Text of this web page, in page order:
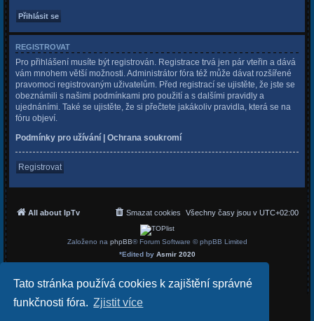
Tato stránka používá cookies k zajištění správné
funkčnosti fóra. Zjistit více
REGISTROVAT
Pro přihlášení musíte být registrován. Registrace trvá jen pár vteřin a dává
vám mnohem větší možnosti. Administrátor fóra též může dávat rozšířené
pravomoci registrovaným uživatelům. Před registrací se ujistěte, že jste se
obeznámili s našimi podmínkami pro použití a s dalšími pravidly a
ujednáními. Také se ujistěte, že si přečtete jakákoliv pravidla, která se na
fóru objeví.
Podmínky pro užívání
Ochrana soukromí
Registrovat
All about IpTv Všechny časy jsou v UTC+02:00
Smazat cookies
Založeno na phpBB® Forum Software © phpBB Limited
*Edited by Asmir 2020
Soukromí| Podmínky